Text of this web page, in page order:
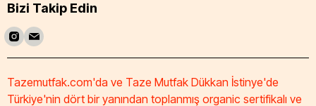
Bizi Takip Edin
Tazemutfak.com'da ve Taze Mutfak Dükkan İstinye'de
Türkiye'nin dört bir yanından toplanmış organic sertifikalı ve